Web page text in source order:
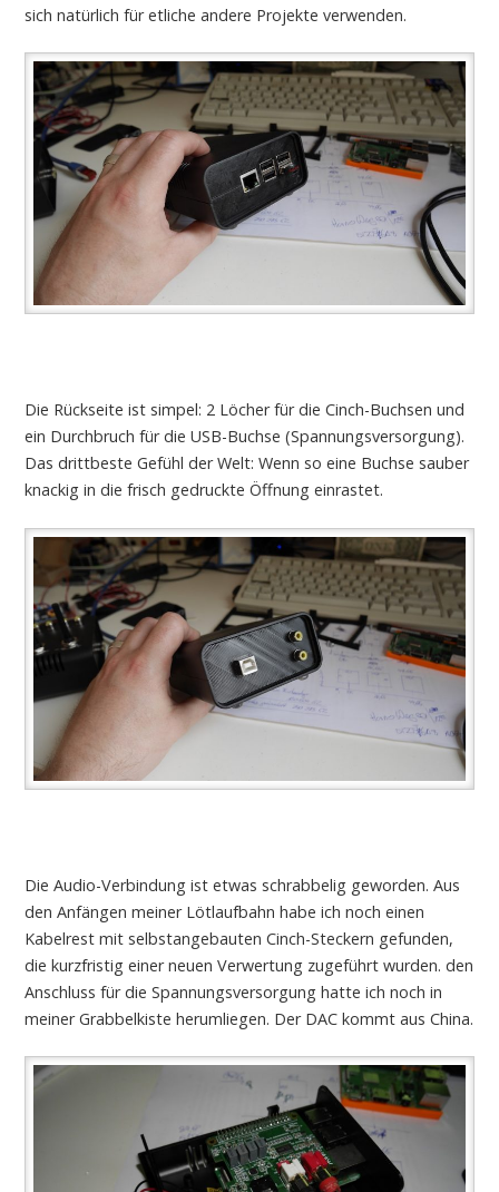
sich natürlich für etliche andere Projekte verwenden.
Die Rückseite ist simpel: 2 Löcher für die Cinch-Buchsen und
ein Durchbruch für die USB-Buchse (Spannungsversorgung).
Das drittbeste Gefühl der Welt: Wenn so eine Buchse sauber
knackig in die frisch gedruckte Öffnung einrastet.
Die Audio-Verbindung ist etwas schrabbelig geworden. Aus
den Anfängen meiner Lötlaufbahn habe ich noch einen
Kabelrest mit selbstangebauten Cinch-Steckern gefunden,
die kurzfristig einer neuen Verwertung zugeführt wurden. den
Anschluss für die Spannungsversorgung hatte ich noch in
meiner Grabbelkiste herumliegen. Der DAC kommt aus China.